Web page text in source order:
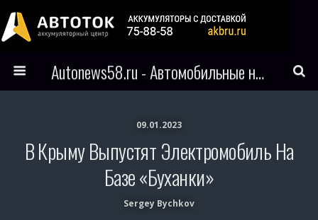
Autonews58.ru - Автомобильные новости Пензы и всего мира
09.01.2023
В Крыму Выпустят Электромобиль На
Базе «Буханки»
Sergey Bychkov